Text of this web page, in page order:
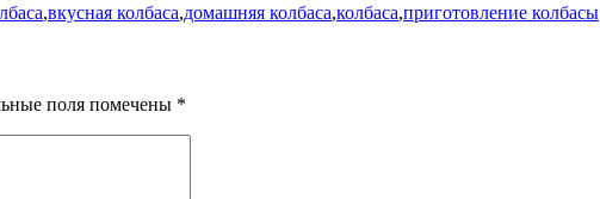
,вкусная колбаса,домашняя колбаса,колбаса,приготовление колбасы
поля помечены *